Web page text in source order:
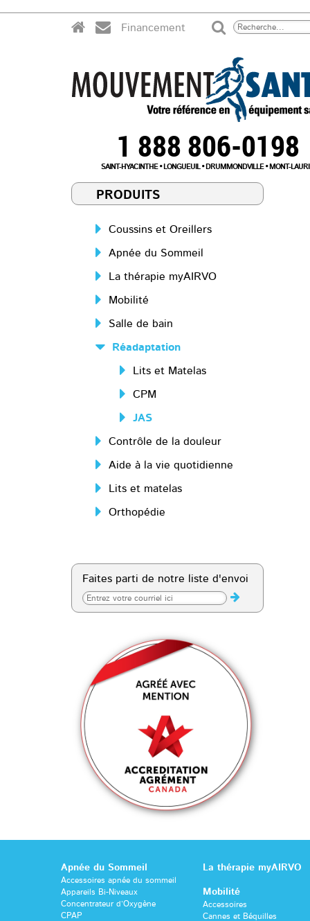
Financement
1 888 806-0198
SAINT-HYACINTHE LONGUEUIL DRUMMONDVILLE MONT-
PRODUITS
Coussins et Oreillers
Apnée du Sommeil
La thérapie myAIRVO
Mobilité
Salle de bain
Réadaptation
Lits et Matelas
CPM
JAS
Contrôle de la douleur
Aide à la vie quotidienne
Lits et matelas
Orthopédie
Faites parti de notre liste d'envoi
Apnée du Sommeil
Accessoires apnée du sommeil
Appareils Bi-Niveaux
Concentrateur d’Oxygène
CPAP
La thérapie myAIRVO
Mobilité
Accessoires
Cannes et Béquilles